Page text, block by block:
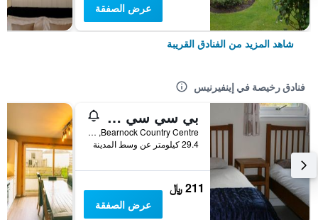
عرض الصفقة
شاهد المزيد من الفنادق القريبة
فنادق رخيصة في إينفيرنيس
بي سي سي لوخ نيس هوستل
Bearnock Country Centre, إينفيرنيس, المملكة المتحدة
29.4 كيلومتر عن وسط المدينة
211 ﷼
عرض الصفقة